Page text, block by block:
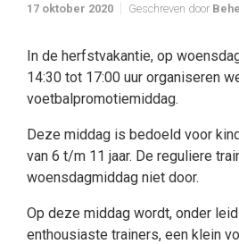
17 oktober 2020 Geschreven door
In de herfstvakantie, op
14:30 tot 17:00 uur organiseren
voetbalpromotiemiddag.
Deze middag is bedoeld voor
van 6 t/m 11 jaar. De reguliere
woensdagmiddag niet door.
Op deze middag wordt, onder
enthousiaste trainers, een klein